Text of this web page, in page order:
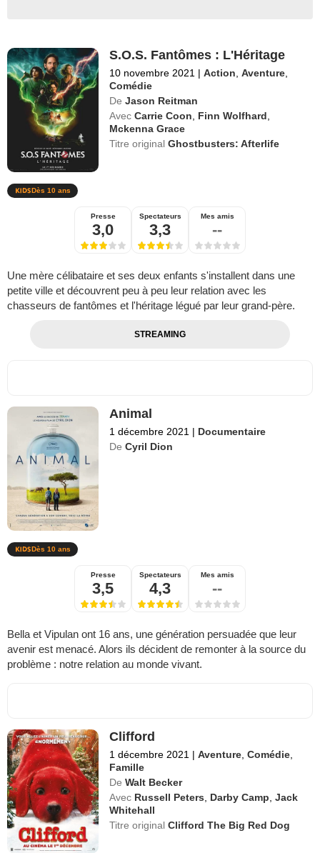
S.O.S. Fantômes : L'Héritage
10 novembre 2021 | Action ,Aventure
Comédie
De Jason Reitman
Avec Carrie Coon Finn Wolfhard
Mckenna Grace
Titre originalGhostbusters: Afterlife
Dès 10 ans
Presse
3,0
Spectateurs
3,3
Mes amis
--
Une mère célibataire et ses deux enfants s'installent dans une
petite ville et découvrent peu à peu leur relation avec les
chasseurs de fantômes et l'héritage légué par leur grand-père.
STREAMING
Animal
1 décembre 2021 | Documentaire
De Cyril Dion
Dès 10 ans
Presse
3,5
Spectateurs
4,3
Mes amis
--
Bella et Vipulan ont 16 ans, une génération persuadée que leur
avenir est menacé. Alors ils décident de remonter à la source du
problème : notre relation au monde vivant.
Clifford
1 décembre 2021 | Aventure ,Comédie
Famille
De Walt Becker
Avec Russell Peters Darby Camp ,Jack
Whitehall
Titre originalClifford The Big Red Dog